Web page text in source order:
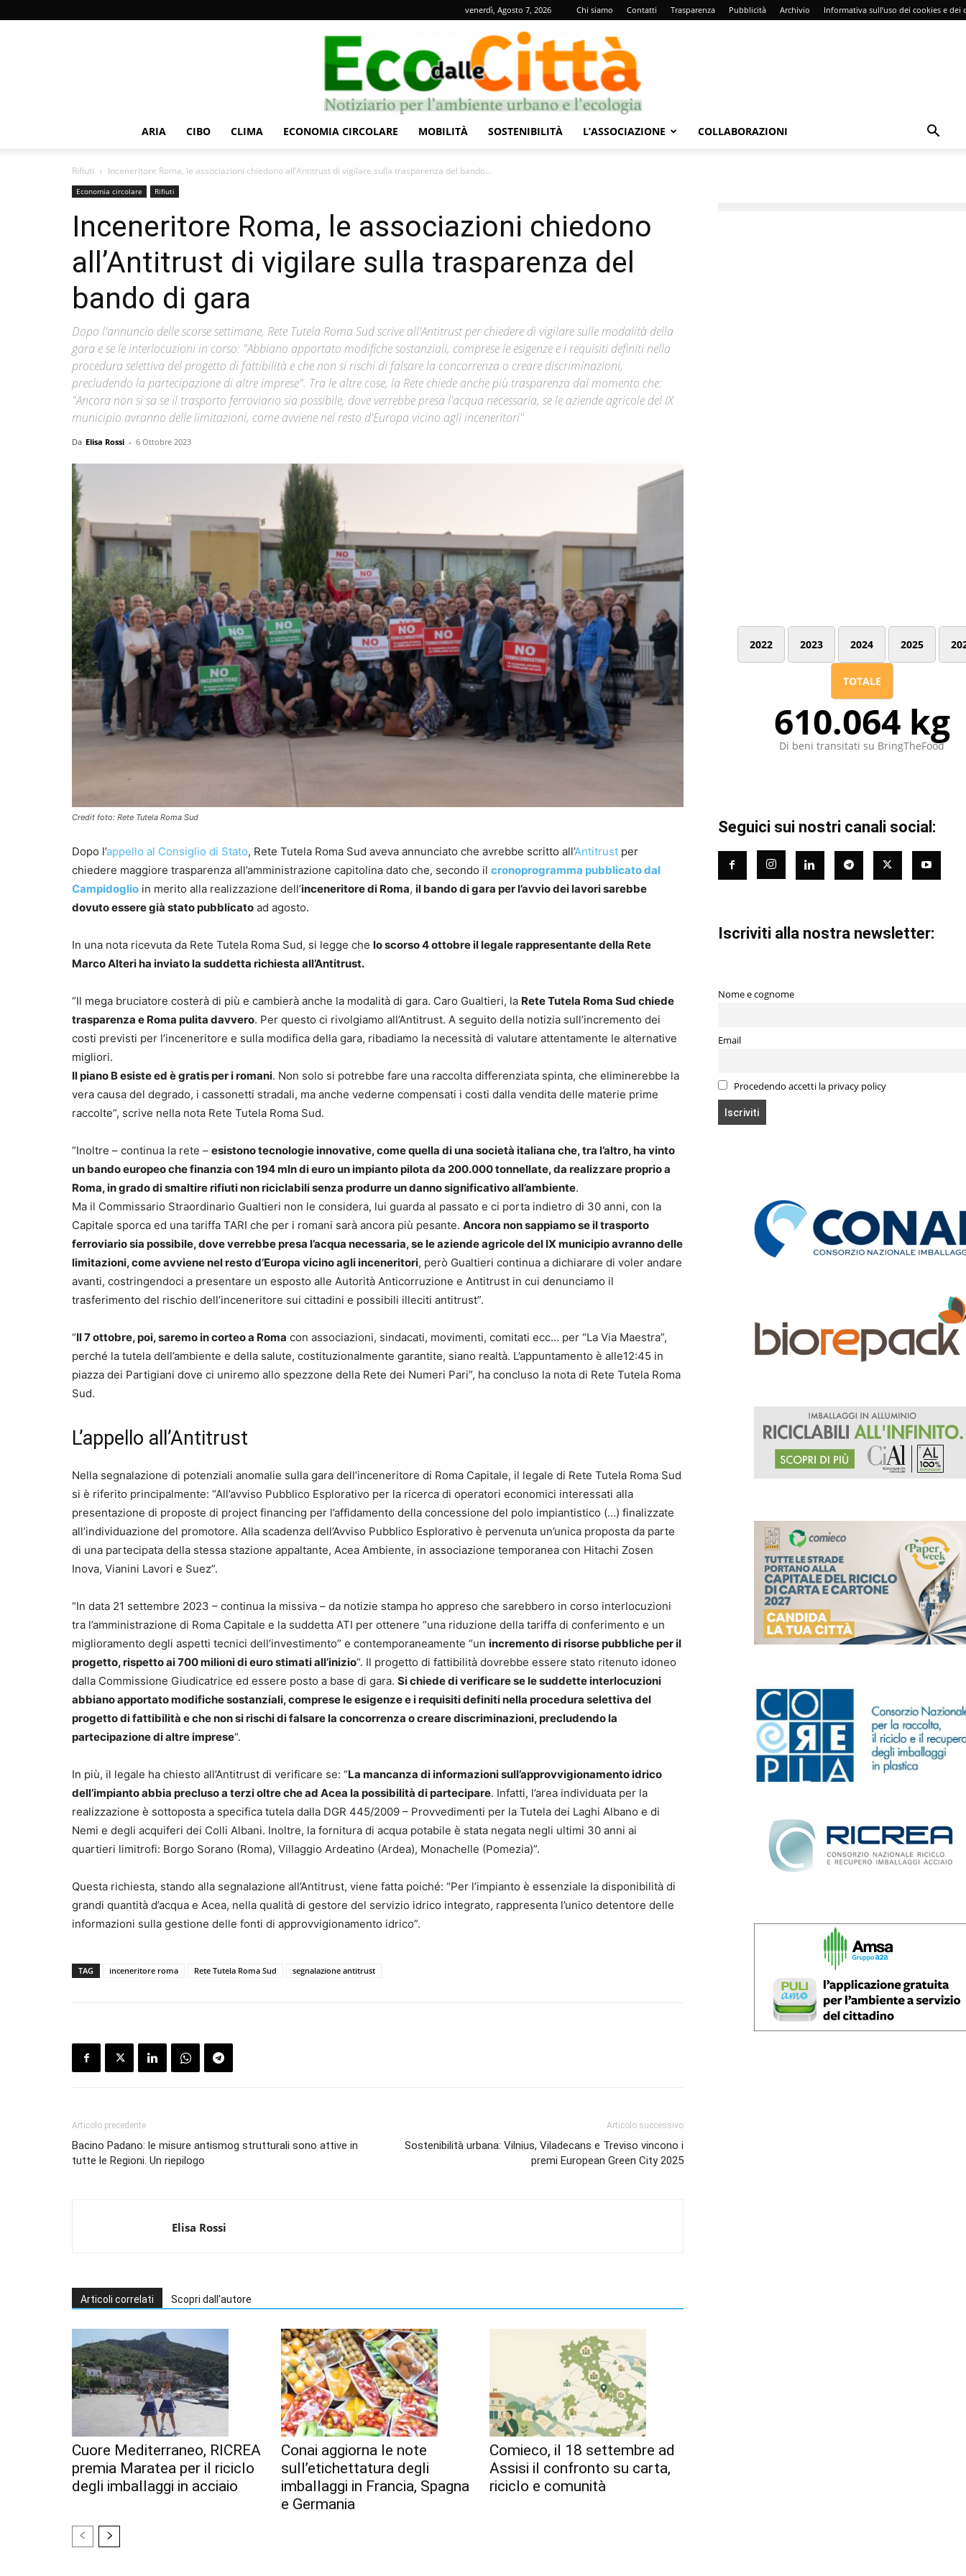
venerdì, Agosto 7, 2026 Chi siamo Contatti Trasparenza Pubblicità Archivio Informativa sull’uso dei cookies e dei
Città
ARIA CIBO CLIMA ECONOMIA CIRCOLARE MOBILITÀ SOSTENIBILITÀ L’ASSOCIAZIONE COLLABORAZIONI
Rifiuti Inceneritore Roma, le associazioni chiedono all’Antitrust di vigilare sulla trasparenza del bando...
Economia circolare Rifiuti
Inceneritore Roma, le associazioni chiedono
all’Antitrust di vigilare sulla trasparenza del
bando di gara
Dopo l'annuncio delle scorse settimane, Rete Tutela Roma Sud scrive all'Antitrust per chiedere di vigilare sulle modalità della
gara e se le interlocuzioni in corso: "Abbiano apportato modifiche sostanziali, comprese le esigenze e i requisiti definiti nella
procedura selettiva del progetto di fattibilità e che non si rischi di falsare la concorrenza o creare discriminazioni,
precludendo la partecipazione di altre imprese". Tra le altre cose, la Rete chiede anche più trasparenza dal momento che:
"Ancora non si sa se il trasporto ferroviario sia possibile, dove verrebbe presa l'acqua necessaria, se le aziende agricole del IX
municipio avranno delle limitazioni, come avviene nel resto d'Europa vicino agli inceneritori"
Da Elisa Rossi - 6 Ottobre 2023
Credit foto: Rete Tutela Roma Sud
Dopo l’appello al Consiglio di Stato, Rete Tutela Roma Sud aveva annunciato che avrebbe scritto all’Antitrust per
chiedere maggiore trasparenza all’amministrazione capitolina dato che, secondo il cronoprogramma pubblicato dal
Campidoglio in merito alla realizzazione dell’inceneritore di Roma, il bando di gara per l’avvio dei lavori sarebbe
dovuto essere già stato pubblicato ad agosto.
In una nota ricevuta da Rete Tutela Roma Sud, si legge che lo scorso 4 ottobre il legale rappresentante della Rete
Marco Alteri ha inviato la suddetta richiesta all’Antitrust.
“Il mega bruciatore costerà di più e cambierà anche la modalità di gara. Caro Gualtieri, la Rete Tutela Roma Sud chiede
trasparenza e Roma pulita davvero. Per questo ci rivolgiamo all’Antitrust. A seguito della notizia sull’incremento dei
costi previsti per l’inceneritore e sulla modifica della gara, ribadiamo la necessità di valutare attentamente le alternative
migliori.
Il piano B esiste ed è gratis per i romani. Non solo si potrebbe fare una raccolta differenziata spinta, che eliminerebbe la
vera causa del degrado, i cassonetti stradali, ma anche vederne compensati i costi dalla vendita delle materie prime
raccolte”, scrive nella nota Rete Tutela Roma Sud.
“Inoltre – continua la rete – esistono tecnologie innovative, come quella di una società italiana che, tra l’altro, ha vinto
un bando europeo che finanzia con 194 mln di euro un impianto pilota da 200.000 tonnellate, da realizzare proprio a
Roma, in grado di smaltire rifiuti non riciclabili senza produrre un danno significativo all’ambiente.
Ma il Commissario Straordinario Gualtieri non le considera, lui guarda al passato e ci porta indietro di 30 anni, con la
Capitale sporca ed una tariffa TARI che per i romani sarà ancora più pesante. Ancora non sappiamo se il trasporto
ferroviario sia possibile, dove verrebbe presa l’acqua necessaria, se le aziende agricole del IX municipio avranno delle
limitazioni, come avviene nel resto d’Europa vicino agli inceneritori, però Gualtieri continua a dichiarare di voler andare
avanti, costringendoci a presentare un esposto alle Autorità Anticorruzione e Antitrust in cui denunciamo il
trasferimento del rischio dell’inceneritore sui cittadini e possibili illeciti antitrust”.
“Il 7 ottobre, poi, saremo in corteo a Roma con associazioni, sindacati, movimenti, comitati ecc… per “La Via Maestra”,
perché la tutela dell’ambiente e della salute, costituzionalmente garantite, siano realtà. L’appuntamento è alle12:45 in
piazza dei Partigiani dove ci uniremo allo spezzone della Rete dei Numeri Pari”, ha concluso la nota di Rete Tutela Roma
Sud.
L’appello all’Antitrust
Nella segnalazione di potenziali anomalie sulla gara dell’inceneritore di Roma Capitale, il legale di Rete Tutela Roma Sud
si è riferito principalmente: “All’avviso Pubblico Esplorativo per la ricerca di operatori economici interessati alla
presentazione di proposte di project financing per l’affidamento della concessione del polo impiantistico (…) finalizzate
all’individuazione del promotore. Alla scadenza dell’Avviso Pubblico Esplorativo è pervenuta un’unica proposta da parte
di una partecipata della stessa stazione appaltante, Acea Ambiente, in associazione temporanea con Hitachi Zosen
Inova, Vianini Lavori e Suez”.
“In data 21 settembre 2023 – continua la missiva – da notizie stampa ho appreso che sarebbero in corso interlocuzioni
tra l’amministrazione di Roma Capitale e la suddetta ATI per ottenere “una riduzione della tariffa di conferimento e un
miglioramento degli aspetti tecnici dell’investimento” e contemporaneamente “un incremento di risorse pubbliche per il
progetto, rispetto ai 700 milioni di euro stimati all’inizio“. Il progetto di fattibilità dovrebbe essere stato ritenuto idoneo
dalla Commissione Giudicatrice ed essere posto a base di gara. Si chiede di verificare se le suddette interlocuzioni
abbiano apportato modifiche sostanziali, comprese le esigenze e i requisiti definiti nella procedura selettiva del
progetto di fattibilità e che non si rischi di falsare la concorrenza o creare discriminazioni, precludendo la
partecipazione di altre imprese“.
In più, il legale ha chiesto all’Antitrust di verificare se: “La mancanza di informazioni sull’approvvigionamento idrico
dell’impianto abbia precluso a terzi oltre che ad Acea la possibilità di partecipare. Infatti, l’area individuata per la
realizzazione è sottoposta a specifica tutela dalla DGR 445/2009 – Provvedimenti per la Tutela dei Laghi Albano e di
Nemi e degli acquiferi dei Colli Albani. Inoltre, la fornitura di acqua potabile è stata negata negli ultimi 30 anni ai
quartieri limitrofi: Borgo Sorano (Roma), Villaggio Ardeatino (Ardea), Monachelle (Pomezia)”.
Questa richiesta, stando alla segnalazione all’Antitrust, viene fatta poiché: “Per l’impianto è essenziale la disponibilità di
grandi quantità d’acqua e Acea, nella qualità di gestore del servizio idrico integrato, rappresenta l’unico detentore delle
informazioni sulla gestione delle fonti di approvvigionamento idrico”.
TAG inceneritore roma Rete Tutela Roma Sud segnalazione antitrust
Articolo precedente
Bacino Padano: le misure antismog strutturali sono attive in
tutte le Regioni. Un riepilogo
Articolo successivo
Sostenibilità urbana: Vilnius, Viladecans e Treviso vincono i
premi European Green City 2025
Elisa Rossi
Articoli correlati Scopri dall'autore
Cuore Mediterraneo, RICREA
premia Maratea per il riciclo
degli imballaggi in acciaio
Conai aggiorna le note
sull’etichettatura degli
imballaggi in Francia, Spagna
e Germania
Comieco, il 18 settembre ad
Assisi il confronto su carta,
riciclo e comunità
2022 2023 2024 2025
TOTALE
610.064 kg
Di beni transitati su BringTheFood
Seguici sui nostri canali social:
Iscriviti alla nostra newsletter:
Nome e cognome
Email
Procedendo accetti la privacy policy